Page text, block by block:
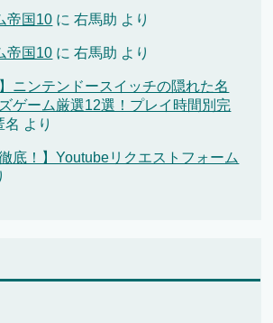
帝国10 に右馬助 より
帝国10 に右馬助 より
ニンテンドースイッチの隠れた名
ゲーム厳選12選！プレイ時間別完
名 より
底！】Youtubeリクエストフォーム